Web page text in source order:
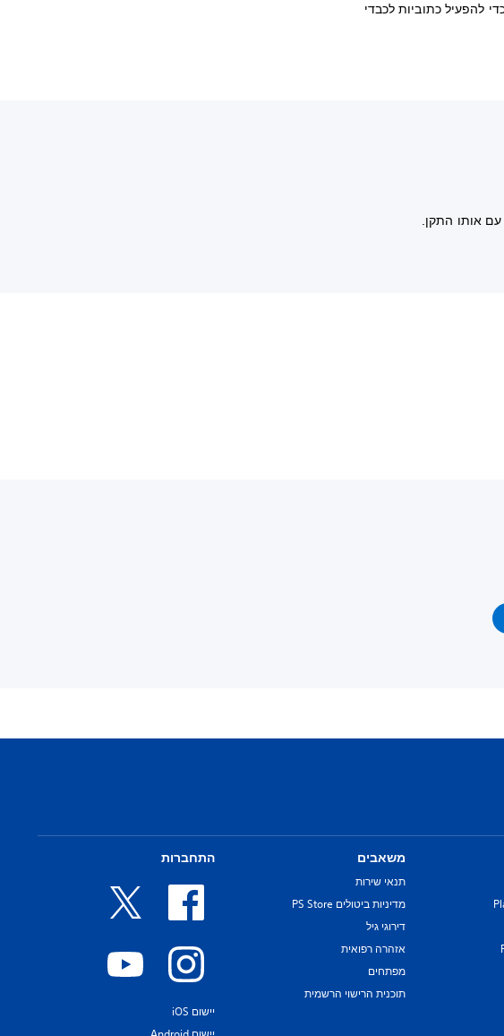
להפעיל כתוביות לכבדי
אותו התקן.
משאבים
תנאי שירות
מדיניות ביטולים PS Store
דירוגי גיל
אזהרה רפואית
מפתחים
תוכנית הרישוי הרשמית
התחברות
יישום iOS